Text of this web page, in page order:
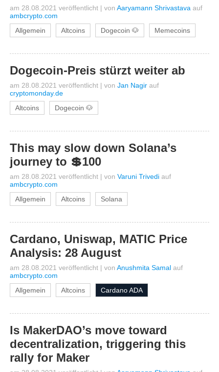
am 28.08.2021 veröffentlicht | von Aaryamann Shrivastava auf
ambcrypto.com
Allgemein
Altcoins Dogecoin 🐶 Memecoins
Dogecoin-Preis stürzt weiter ab
am 28.08.2021 veröffentlicht | von Jan Nagir auf
cryptomonday.de
Altcoins
Dogecoin 🐶
This may slow down Solana’s
journey to 💲100
am 28.08.2021 veröffentlicht | von Varuni Trivedi auf
ambcrypto.com
Allgemein
Altcoins Solana
Cardano, Uniswap, MATIC Price
Analysis: 28 August
am 28.08.2021 veröffentlicht | von Anushmita Samal auf
ambcrypto.com
Allgemein
Altcoins Cardano ADA
Is MakerDAO’s move toward
decentralization, triggering this
rally for Maker